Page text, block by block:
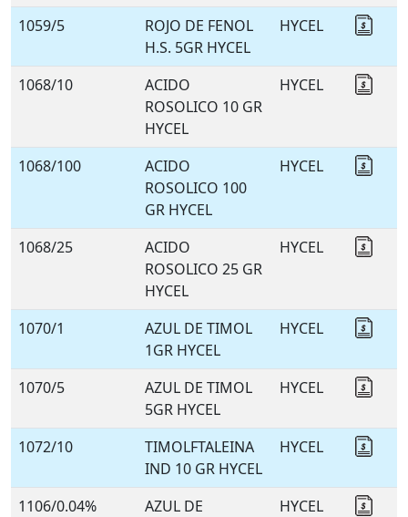
1059/5
ROJO DE FENOL
H.S. 5GR HYCEL
HYCEL
1068/10
ACIDO
ROSOLICO 10 GR
HYCEL
HYCEL
1068/100
ACIDO
ROSOLICO 100
GR HYCEL
HYCEL
1068/25
ACIDO
ROSOLICO 25 GR
HYCEL
HYCEL
1070/1
AZUL DE TIMOL
1GR HYCEL
HYCEL
1070/5
AZUL DE TIMOL
5GR HYCEL
HYCEL
1072/10
TIMOLFTALEINA
IND 10 GR HYCEL
HYCEL
1106/0.04%
AZUL DE
HYCEL